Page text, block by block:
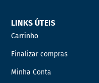
LINKS ÚTEIS
Carrinho
Finalizar compras
Minha Conta